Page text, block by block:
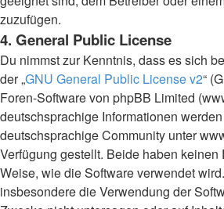
zuzufügen.
4. General Public License
Du nimmst zur Kenntnis, dass es sich
der „GNU General Public License v2“
Foren-Software von phpBB Limited
deutschsprachige Informationen
deutschsprachige Community unter
Verfügung gestellt. Beide haben keinen
Weise, wie die Software verwendet
insbesondere die Verwendung der